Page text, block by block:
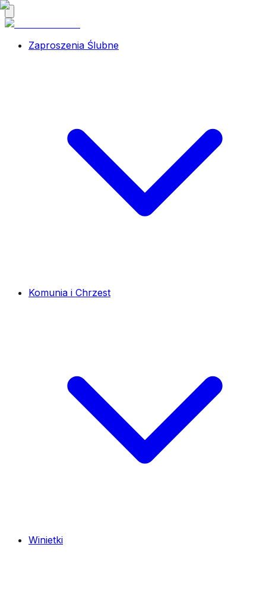
Zaproszenia Ślubne
Komunia i Chrzest
Winietki